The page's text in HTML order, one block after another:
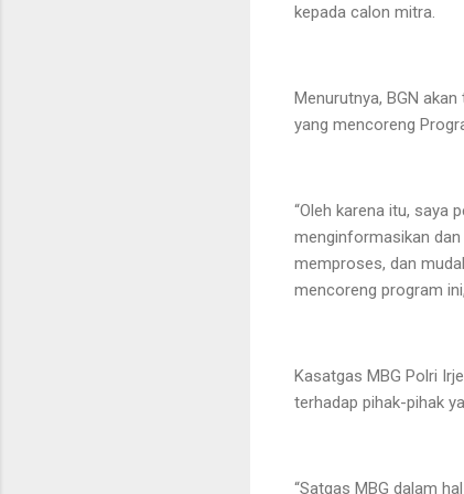
kepada calon mitra.
Menurutnya, BGN
yang mencoreng
“Oleh karena itu, saya
menginformasikan
memproses, dan
mencoreng program
Kasatgas MBG Polri
terhadap pihak-pihak
“Satgas MBG dalam